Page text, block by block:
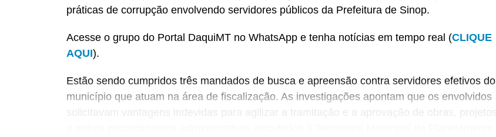
práticas de corrupção envolvendo servidores públicos da Prefeitura de Sinop.
Acesse o grupo do Portal DaquiMT no WhatsApp e tenha notícias em tempo real (CLIQUE
AQUI).
Estão sendo cumpridos três mandados de busca e apreensão contra servidores efetivos do
município que atuam na área de fiscalização. As investigações apontam que os envolvidos
solicitavam vantagens indevidas para agilizar a tramitação e a aprovação de obras, projetos